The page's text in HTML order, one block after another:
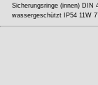
Sicherungsringe (innen) DIN
wassergeschützt IP54 11W